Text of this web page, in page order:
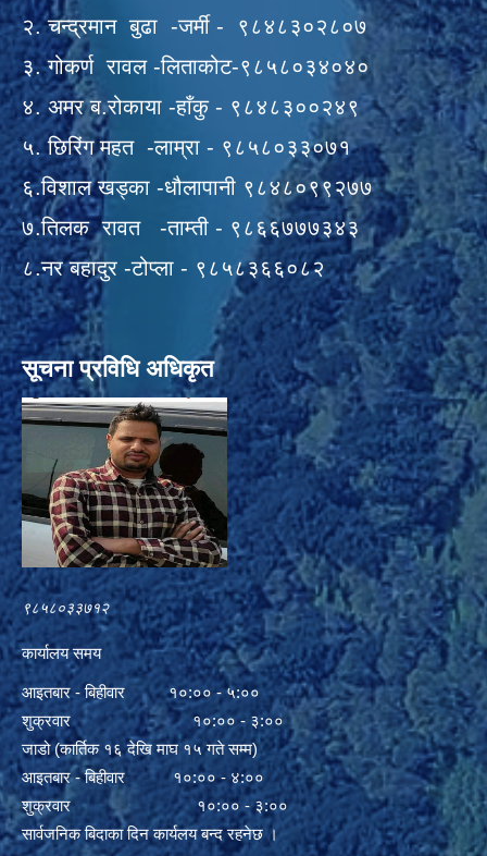
२. चन्द्रमान बुढा -जर्मी - ९८४८३०२८०७
३. गोकर्ण रावल -लिताकोट-९८५८०३४०४०
४. अमर ब.रोकाया -हाँकु - ९८४८३००२४९
५. छिरिंग महत -लाम्रा - ९८५८०३३०७१
६.विशाल खड्का -धौलापानी ९८४८०९९२७७
७.तिलक रावत -ताम्ती - ९८६६७७७३४३
८.नर बहादुर -टोप्ला - ९८५८३६६०८२
सूचना प्रविधि अधिकृत
९८५८०३३७१२
कार्यालय समय
आइतबार - बिहीवार १०:०० - ५:००
शुक्रवार १०:०० - ३:००
जाडो (कार्तिक १६ देखि माघ १५ गते सम्म)
आइतबार - बिहीवार १०:०० - ४:००
शुक्रवार १०:०० - ३:००
सार्वजनिक बिदाका दिन कार्यलय बन्द रहनेछ ।